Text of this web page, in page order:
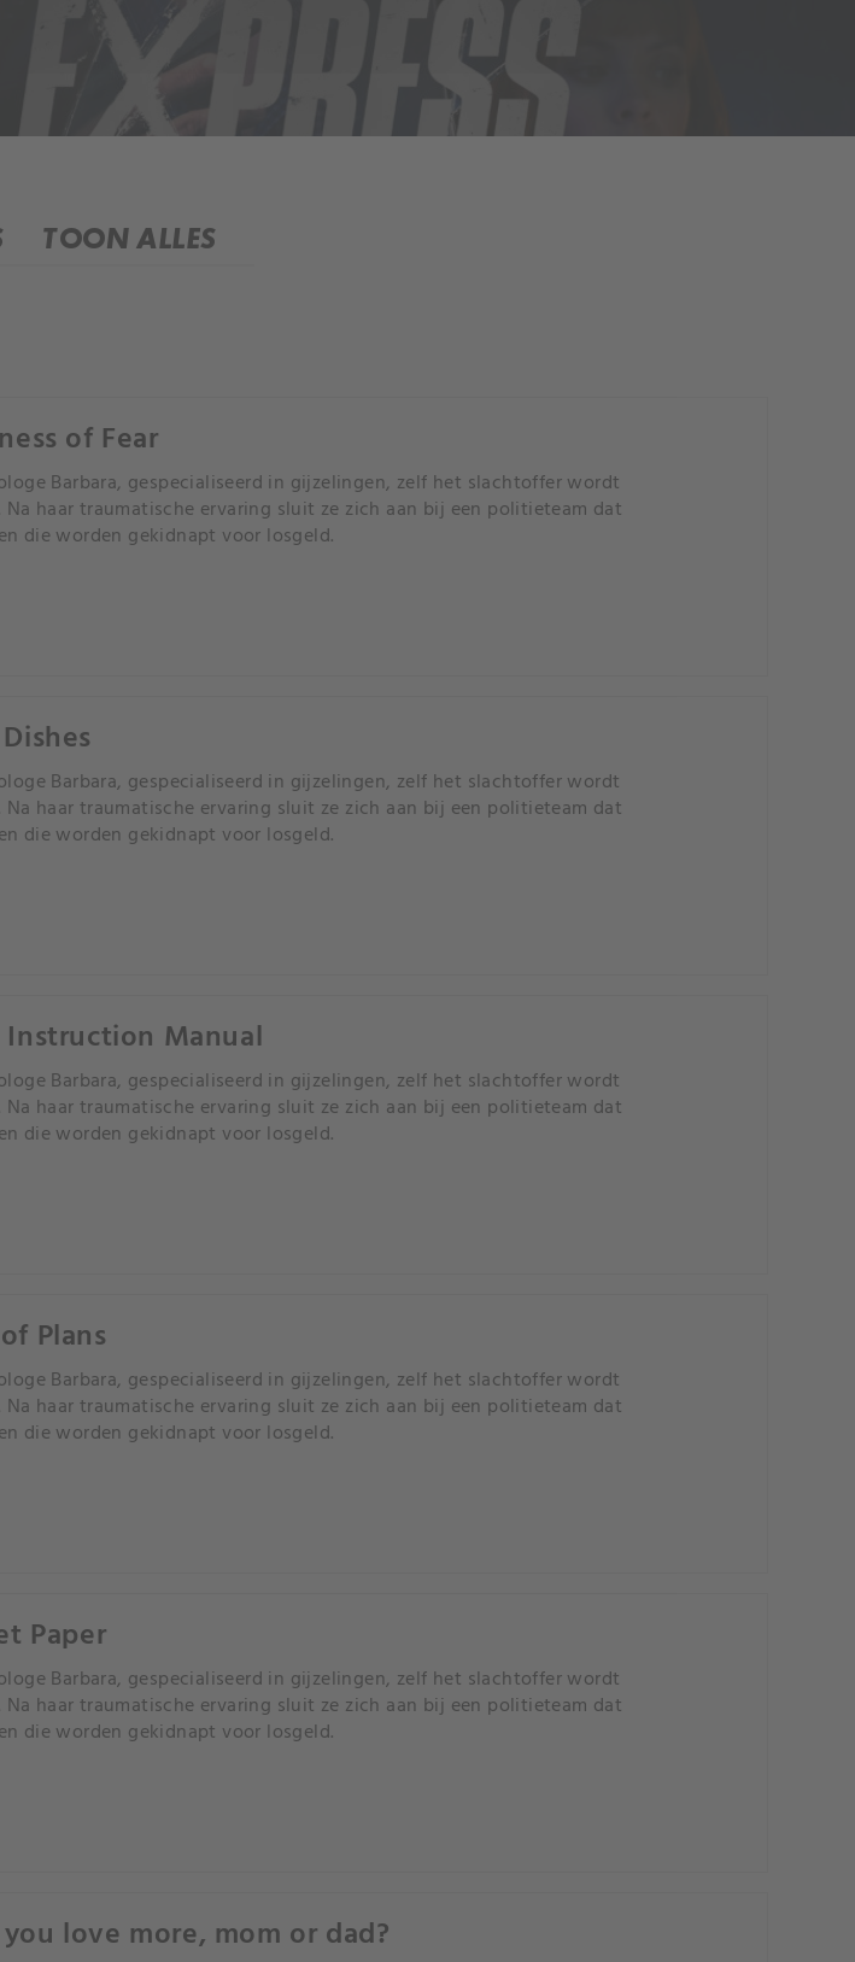
TOON ALLES
of Fear
Barbara, gespecialiseerd in gijzelingen, zelf het slachtoffer wordt
haar traumatische ervaring sluit ze zich aan bij een politieteam dat
die worden gekidnapt voor losgeld.
Barbara, gespecialiseerd in gijzelingen, zelf het slachtoffer wordt
haar traumatische ervaring sluit ze zich aan bij een politieteam dat
die worden gekidnapt voor losgeld.
Manual
Barbara, gespecialiseerd in gijzelingen, zelf het slachtoffer wordt
haar traumatische ervaring sluit ze zich aan bij een politieteam dat
die worden gekidnapt voor losgeld.
Plans
Barbara, gespecialiseerd in gijzelingen, zelf het slachtoffer wordt
haar traumatische ervaring sluit ze zich aan bij een politieteam dat
die worden gekidnapt voor losgeld.
Paper
Barbara, gespecialiseerd in gijzelingen, zelf het slachtoffer wordt
haar traumatische ervaring sluit ze zich aan bij een politieteam dat
die worden gekidnapt voor losgeld.
love more, mom or dad?